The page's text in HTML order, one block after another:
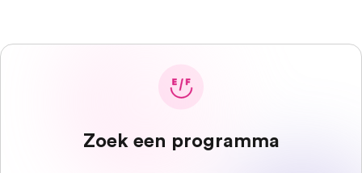
Zoek een programma